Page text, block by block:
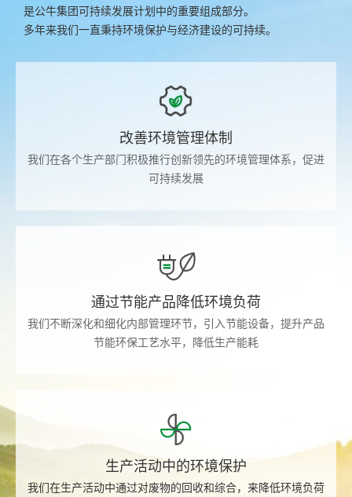
是公牛集团可持续发展计划中的重要组成部分。
多年来我们一直秉持环境保护与经济建设的可持续。
改善环境管理体制
我们在各个生产部门积极推行创新领先的环境管理体系，促进
可持续发展
通过节能产品降低环境负荷
我们不断深化和细化内部管理环节，引入节能设备，提升产品
节能环保工艺水平，降低生产能耗
生产活动中的环境保护
我们在生产活动中通过对废物的回收和综合，来降低环境负荷